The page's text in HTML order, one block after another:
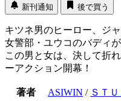
新刊通知 後で買う
キツネ男のヒーロー、ジ
女警部・ユウコのバディ
この男と女は、決して折
ーアクション開幕！
著者 ASIWIN / ＳＴ